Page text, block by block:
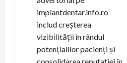
implantdentar.info.ro
includ creșterea
vizibilității în rândul
potențialilor pacienți și